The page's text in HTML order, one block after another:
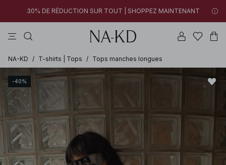
30% DE RÉDUCTION SUR TOUT | SHOPPEZ MAINTENANT
09h 32m 50s
FINAL SALE | SHOPPEZ MAINTENANT
30% DE RÉDUCTION SUR TOUT | SHOPPEZ MAINTENANT
NA-KD / T-shirts | Tops / Tops manches longues
-40%